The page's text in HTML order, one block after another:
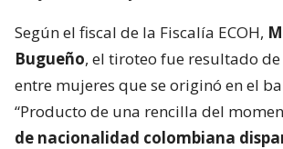
Según el fiscal de la Fiscalía ECOH,
Bugueño, el tiroteo fue resultado
entre mujeres que se originó en el
“Producto de una rencilla del
de nacionalidad colombiana